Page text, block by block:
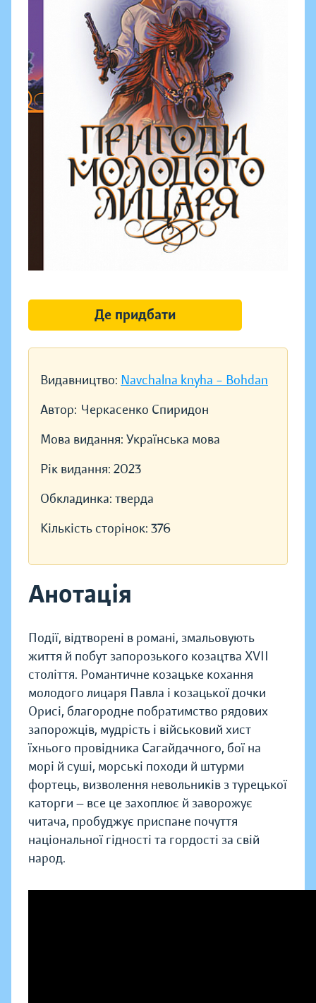
Видавництво: Navchalna knyha – Bohdan
Автор: Черкасенко Спиридон
Мова видання: Українська мова
Рік видання: 2023
Обкладинка: тверда
Кількість сторінок: 376
Анотація
Події, відтворені в романі, змальовують
життя й побут запорозького козацтва ХVІІ
століття. Романтичне козацьке кохання
молодого лицаря Павла і козацької дочки
Орисі, благородне побратимство рядових
запорожців, мудрість і військовий хист
їхнього провідника Сагайдачного, бої на
морі й суші, морські походи й штурми
фортець, визволення невольників з турецької
каторги — все це захоплює й заворожує
читача, пробуджує приспане почуття
національної гідності та гордості за свій
народ.
Де придбати